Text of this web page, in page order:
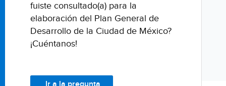
fuiste consultado(a) para la
elaboración del Plan General de
Desarrollo de la Ciudad de México?
¡Cuéntanos!